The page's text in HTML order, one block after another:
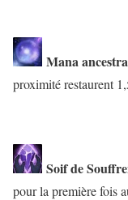
Mana
proximité restaurent
Soif de
pour la première fois